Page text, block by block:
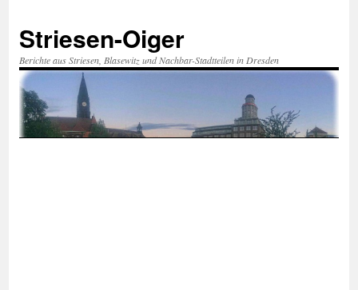
springen
Striesen-Oiger
Berichte aus Striesen, Blasewitz und Nachbar-Stadtteilen in Dresden